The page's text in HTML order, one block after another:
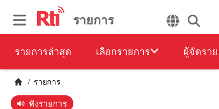
รายการ
รายการล่าสุด เลือกรายการ ผู้จัดรา
/ รายการ
ฟังรายการ